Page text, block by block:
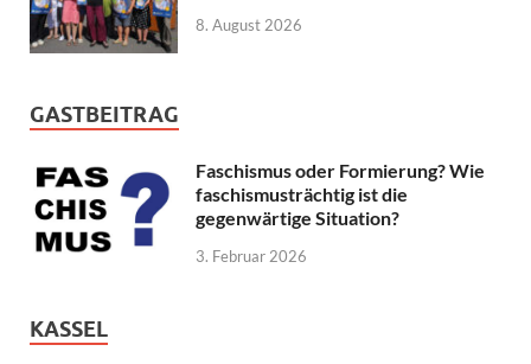
8. August 2026
GASTBEITRAG
Faschismus oder Formierung? Wie
faschismusträchtig ist die
gegenwärtige Situation?
3. Februar 2026
KASSEL